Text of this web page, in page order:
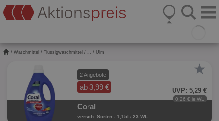
/ Waschmittel / Flüssigwaschmittel / ... / Ulm
2 Angebote
ab 3,99 €
★
UVP: 5,29 €
0,26 € je WL
Coral
versch. Sorten - 1,15l / 23 WL